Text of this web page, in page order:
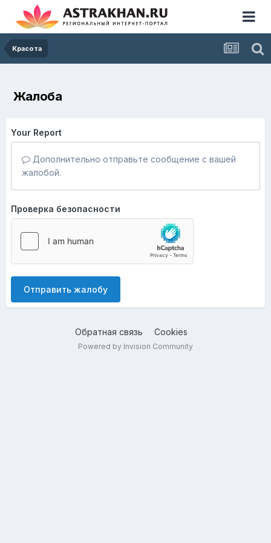
Красота
Жалоба
Your Report
Дополнительно отправьте сообщение с вашей
жалобой.
Проверка безопасности
Отправить жалобу
Обратная связь Cookies
Powered by Invision Community